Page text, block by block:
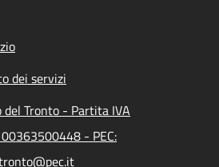
dei servizi
del Tronto - Partita IVA
- PEC: